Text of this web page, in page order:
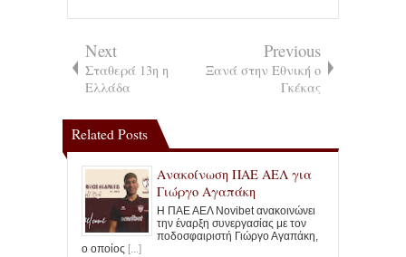
Next
Σταθερά 13η η
Ελλάδα
Previous
Ξανά στην Εθνική ο
Γκέκας
Related Posts
Ανακοίνωση ΠΑΕ ΑΕΛ για
Γιώργο Αγαπάκη
Η ΠΑΕ ΑΕΛ Novibet ανακοινώνει
την έναρξη συνεργασίας με τον
ποδοσφαιριστή Γιώργο Αγαπάκη,
ο οποίος [...]